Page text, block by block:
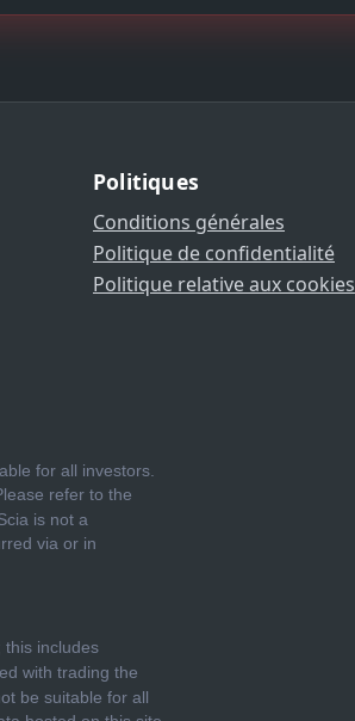
Politiques
Conditions générales
Politique de confidentialité
Politique relative aux cookies